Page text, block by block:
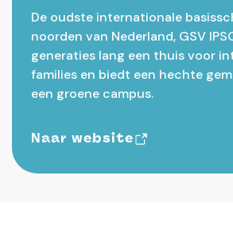
De oudste internationale
noorden van Nederland, GSV
generaties lang een thuis voor
families en biedt een hechte
een groene campus.
Naar website